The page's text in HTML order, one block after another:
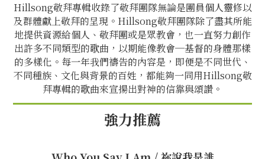
Hillsong敬拜專輯收錄了敬拜團隊無論是團員個人靈修以
及群體獻上敬拜的呈現。Hillsong敬拜團隊除了盡其所能
地提供資源給個人、敬拜團或是眾教會，也一直努力創作
出許多不同類型的歌曲，以期能像教會─基督的身體那樣
的多樣化。每一年我們禱告的內容是，即便是不同世代、
不同種族、文化與背景的百姓，都能夠一同用Hillsong敬
拜專輯的歌曲來宣揚出對神的信靠與頌讚。
強力推薦